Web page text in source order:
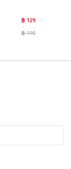
฿ 129
฿ 190